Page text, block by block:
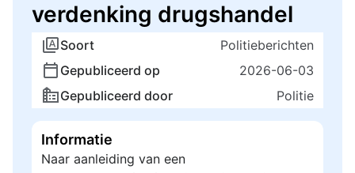
verdenking drugshandel
Soort
Politieberichten
Gepubliceerd op
2026-06-03
Gepubliceerd door
Politie
Informatie
Naar aanleiding van een